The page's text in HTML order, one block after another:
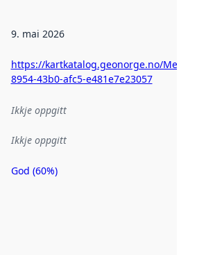
9. mai 2026
https://kartkatalog.geonorge.no/
8954-43b0-afc5-e481e7e23057
Ikkje oppgitt
Ikkje oppgitt
Metadatakvalitet
God (60%)